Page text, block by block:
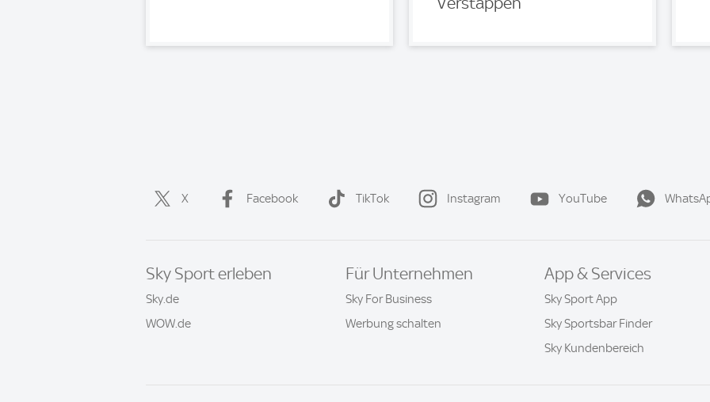
X Facebook TikTok Instagram YouTube
Sky Sport erleben
Sky.de
WOW.de
Für Unternehmen
Sky For Business
Werbung schalten
App & Services
Sky Sport App
Sky Sportsbar Finder
Sky Kundenbereich